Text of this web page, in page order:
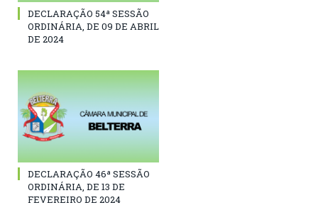
DECLARAÇÃO 54ª SESSÃO
ORDINÁRIA, DE 09 DE ABRIL
DE 2024
DECLARAÇÃO 46ª SESSÃO
ORDINÁRIA, DE 13 DE
FEVEREIRO DE 2024